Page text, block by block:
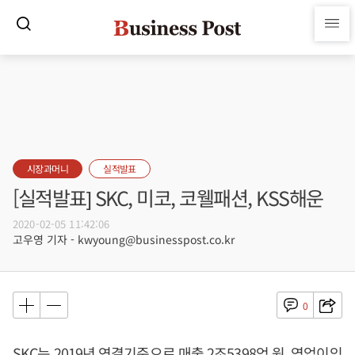
시장과머니 실적발표
[실적발표] SKC, 미코, 코웰패션, KSS해운
2020-02-05 11:42:06
고우영 기자 - kwyoung@businesspost.co.kr
0